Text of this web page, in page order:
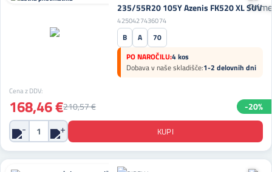
235/55R20 105Y Azenis FK520 XL SUV
4250427436074
B A
70
PO NAROČILU:4 kos
Dobava v naše skladišče:1-2 delovnih dni
Cena z DDV:
168,46 €210,57 € -20%